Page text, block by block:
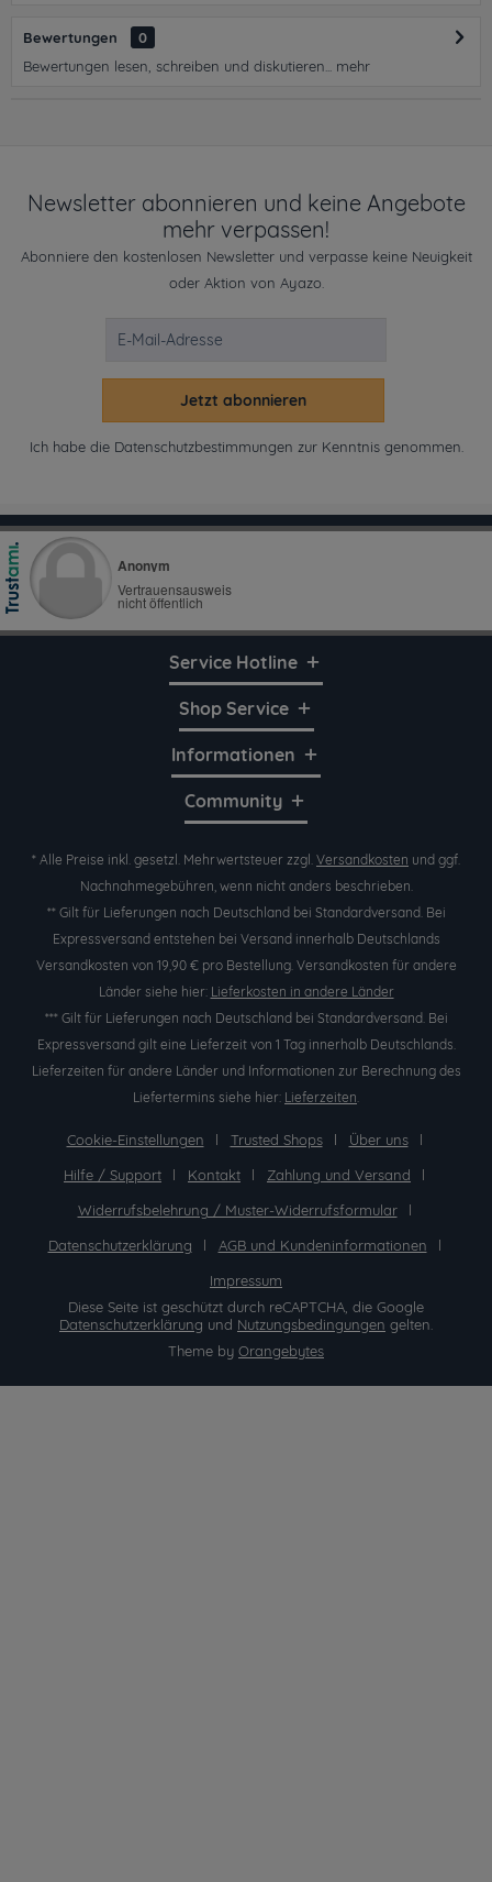
Bewertungen
0
Bewertungen lesen, schreiben und diskutieren...
mehr
Newsletter abonnieren und keine Angebote
mehr verpassen!
Abonniere den kostenlosen Newsletter und verpasse keine Neuigkeit
oder Aktion von Ayazo.
Jetzt abonnieren
Ich habe die Datenschutzbestimmungen zur Kenntnis genommen.
Service Hotline
Shop Service
Informationen
Community
* Alle Preise inkl. gesetzl. Mehrwertsteuer zzgl. Versandkosten und ggf.
Nachnahmegebühren, wenn nicht anders beschrieben.
** Gilt für Lieferungen nach Deutschland bei Standardversand. Bei
Expressversand entstehen bei Versand innerhalb Deutschlands
Versandkosten von 19,90 € pro Bestellung. Versandkosten für andere
Länder siehe hier: Lieferkosten in andere Länder
*** Gilt für Lieferungen nach Deutschland bei Standardversand. Bei
Expressversand gilt eine Lieferzeit von 1 Tag innerhalb Deutschlands.
Lieferzeiten für andere Länder und Informationen zur Berechnung des
Liefertermins siehe hier: Lieferzeiten.
Cookie-Einstellungen Trusted Shops
Über uns
Hilfe / Support
Kontakt
Zahlung und Versand
Widerrufsbelehrung / Muster-Widerrufsformular
Datenschutzerklärung
AGB und Kundeninformationen
Impressum
Diese Seite ist geschützt durch reCAPTCHA, die Google
Datenschutzerklärung und Nutzungsbedingungen gelten.
Theme by Orangebytes